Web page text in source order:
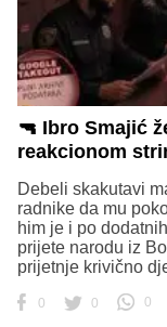
🔫 Ibro Smajić
reakcionom
Debeli skakutavi
radnike da mu
him je i po
prijete narodu iz
prijetnje krivično
0 0 0